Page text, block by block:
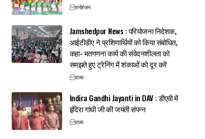
मनोरंजन
Jamshedpur News : परियोजना निदेशक,
आईटीडीए ने प्रशिणार्थियों को किया संबोधित,
कहा- मतगणना कार्य की संवेदनशीलता को
समझते हुए ट्रेनिंग में शंकाओं को दूर करें
राज्य
Indira Gandhi Jayanti in DAV : डीएवी में
इंदिरा गांधी जी की जयंती संपन्न
राज्य